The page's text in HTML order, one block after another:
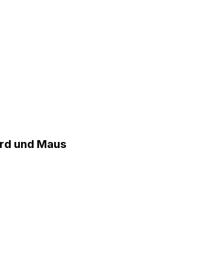
und Maus